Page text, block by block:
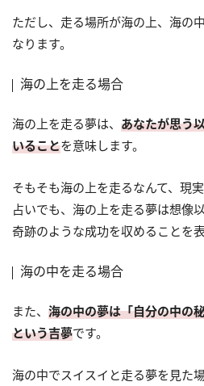
ただし、走る場所が海の上、海の
なります。
海の上を走る場合
海の上を走る夢は、 あなたが思う
いることを意味します。
そもそも海の上を走るなんて、現
占いでも、海の上を走る夢は想像
奇跡のような成功を収めることを表
海の中を走る場合
また、 海の中の夢は「自分の中の
という吉夢です。
海の中でスイスイと走る夢を見た